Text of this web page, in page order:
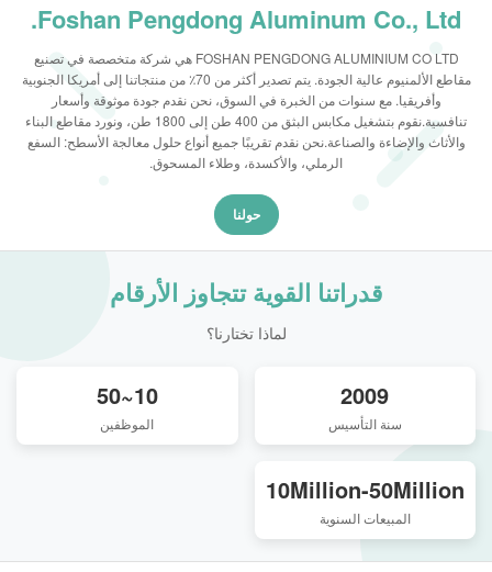
Foshan Pengdong Aluminum Co., Ltd.
FOSHAN PENGDONG ALUMINIUM CO LTD هي شركة متخصصة في تصنيع
مقاطع الألمنيوم عالية الجودة. يتم تصدير أكثر من 70٪ من منتجاتنا إلى أمريكا الجنوبية
وأفريقيا. مع سنوات من الخبرة في السوق، نحن نقدم جودة موثوقة وأسعار
تنافسية.نقوم بتشغيل مكابس البثق من 400 طن إلى 1800 طن، ونورد مقاطع البناء
والأثاث والإضاءة والصناعة.نحن نقدم تقريبًا جميع أنواع حلول معالجة الأسطح: السفع
الرملي، والأكسدة، وطلاء المسحوق.
حولنا
قدراتنا القوية تتجاوز الأرقام
لماذا تختارنا؟
2009
سنة التأسيس
10~50
الموظفين
10Million-50Million
المبيعات السنوية